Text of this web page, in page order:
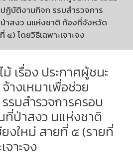
ฏิบัติงานกิจก รรมสำรวจการ
าสงว นแห่งชาติ ท้องที่จังหวัด
๔) โดยวิธีเฉพาะเจาะจง
เรื่อง ประกาศผู้ชนะ
างเหมาเพื่อช่วย
รมสำรวจการครอบ
ป่าสงว นแห่งชาติ
งใหม่ สายที่ ๕ (รายที่
จาะจง